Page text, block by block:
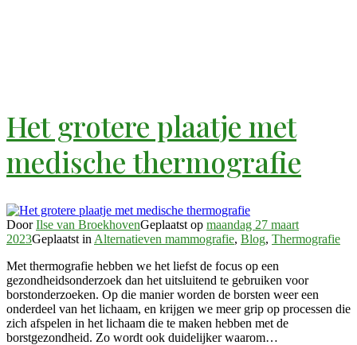
Het grotere plaatje met
medische thermografie
DoorIlse van BroekhovenGeplaatst op maandag 27 maart
2023Geplaatst in Alternatieven mammografie, Blog, Thermografie
Met thermografie hebben we het liefst de focus op een
gezondheidsonderzoek dan het uitsluitend te gebruiken voor
borstonderzoeken. Op die manier worden de borsten weer een
onderdeel van het lichaam, en krijgen we meer grip op processen die
zich afspelen in het lichaam die te maken hebben met de
borstgezondheid. Zo wordt ook duidelijker waarom…